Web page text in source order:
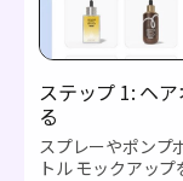
ステップ 1: ヘ
る
スプレーやポンプ
トル モックアップ